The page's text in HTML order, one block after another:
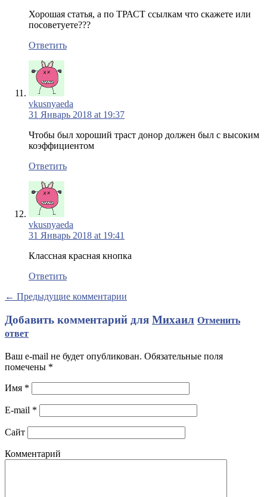
Хорошая статья, а по ТРАСТ ссылкам что скажете или
посоветуете???
Ответить
vkusnyaeda
31 Январь 2018 at 19:37
Чтобы был хороший траст донор должен был с высоким
коэффициентом
Ответить
vkusnyaeda
31 Январь 2018 at 19:41
Классная красная кнопка
Ответить
← Предыдущие комментарии
Добавить комментарий для Михаил Отменить
ответ
Ваш e-mail не будет опубликован. Обязательные поля
помечены *
Имя *
E-mail *
Сайт
Комментарий